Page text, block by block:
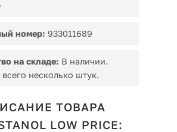
номер: 933011689
на складе: В наличии.
несколько штук.
ТОВАРА
LOW PRICE: